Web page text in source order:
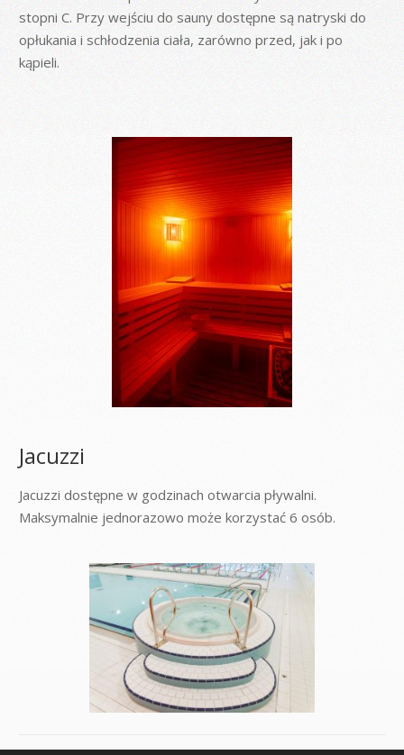
stopni C. Przy wejściu do sauny dostępne są natryski do
opłukania i schłodzenia ciała, zarówno przed, jak i po
kąpieli.
Jacuzzi
Jacuzzi dostępne w godzinach otwarcia pływalni.
Maksymalnie jednorazowo może korzystać 6 osób.